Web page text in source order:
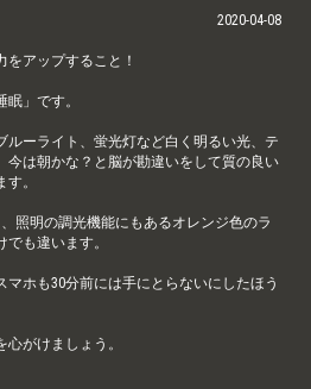
2020-04-08
アップすること！
」です。
ルーライト、蛍光灯など白く明るい光、テ
今は朝かな？と脳が勘違いをして質の良い
。
照明の調光機能にもあるオレンジ色のラ
も違います。
ホも30分前には手にとらないにしたほう
がけましょう。